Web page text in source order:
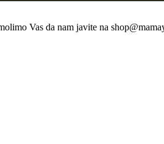
Vas da nam javite na